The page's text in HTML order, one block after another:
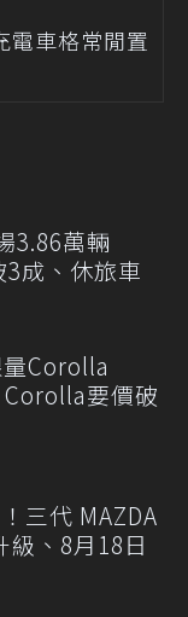
車格常閒置
3.86萬輛
成、休旅車
Corolla
Corolla要價破
三代 MAZDA
級、8月18日